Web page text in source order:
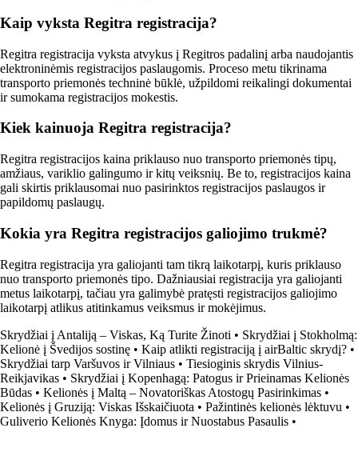
Kaip vyksta Regitra registracija?
Regitra registracija vyksta atvykus į Regitros padalinį arba naudojantis
elektroninėmis registracijos paslaugomis. Proceso metu tikrinama
transporto priemonės techninė būklė, užpildomi reikalingi dokumentai
ir sumokama registracijos mokestis.
Kiek kainuoja Regitra registracija?
Regitra registracijos kaina priklauso nuo transporto priemonės tipų,
amžiaus, variklio galingumo ir kitų veiksnių. Be to, registracijos kaina
gali skirtis priklausomai nuo pasirinktos registracijos paslaugos ir
papildomų paslaugų.
Kokia yra Regitra registracijos galiojimo trukmė?
Regitra registracija yra galiojanti tam tikrą laikotarpį, kuris priklauso
nuo transporto priemonės tipo. Dažniausiai registracija yra galiojanti
metus laikotarpį, tačiau yra galimybė pratęsti registracijos galiojimo
laikotarpį atlikus atitinkamus veiksmus ir mokėjimus.
Skrydžiai į Antaliją – Viskas, Ką Turite Žinoti • Skrydžiai į Stokholmą:
Kelionė į Švedijos sostinę • Kaip atlikti registraciją į airBaltic skrydį? •
Skrydžiai tarp Varšuvos ir Vilniaus • Tiesioginis skrydis Vilnius-
Reikjavikas • Skrydžiai į Kopenhagą: Patogus ir Prieinamas Kelionės
Būdas • Kelionės į Maltą – Novatoriškas Atostogų Pasirinkimas •
Kelionės į Gruziją: Viskas Išskaičiuota • Pažintinės kelionės lėktuvu •
Guliverio Kelionės Knyga: Įdomus ir Nuostabus Pasaulis •